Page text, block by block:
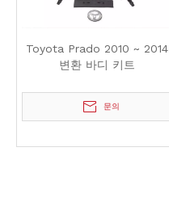
Toyota Prado 2010 ~ 2014
변환 바디 키트
문의